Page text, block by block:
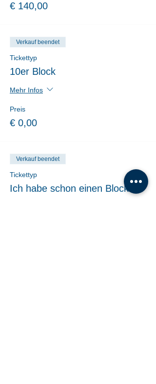
€ 140,00
Verkauf beendet
Tickettyp
10er Block
Mehr Infos
Preis
€ 0,00
Verkauf beendet
Tickettyp
Ich habe schon einen Block.